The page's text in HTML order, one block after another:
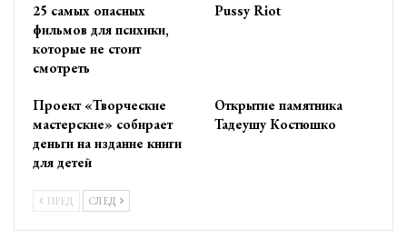
25 самых опасных
фильмов для психики,
которые не стоит
смотреть
Pussy Riot
Проект «Творческие
мастерские» собирает
деньги на издание книги
для детей
Открытие памятника
Тадеушу Костюшко
ПРЕД СЛЕД